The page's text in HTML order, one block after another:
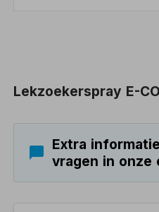
Lekzoekerspray E-
Extra
vragen in onze